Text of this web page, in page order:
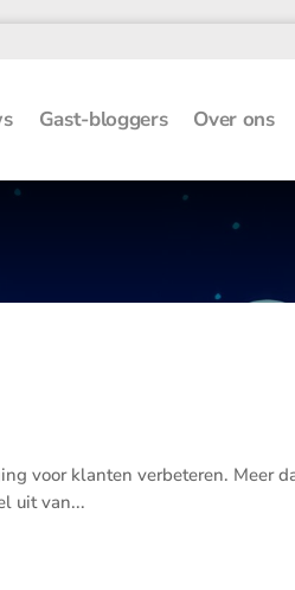
Gast-bloggers Over ons
voor klanten verbe­teren. Meer
uit van...